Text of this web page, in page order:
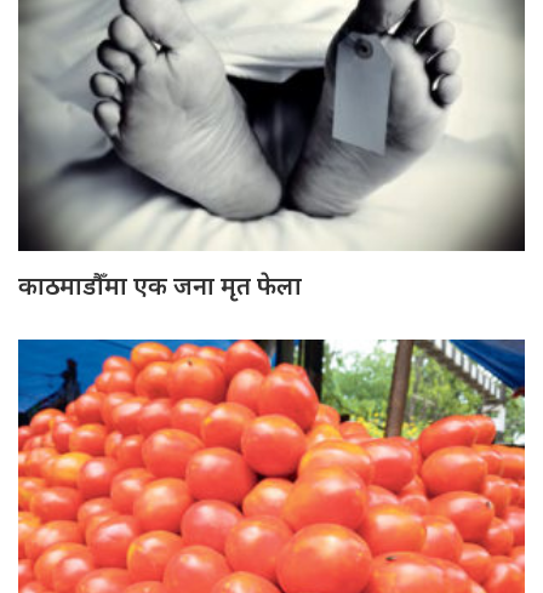
काठमाडौँमा एक जना मृत फेला